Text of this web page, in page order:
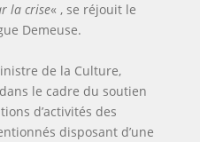
la crise« , se réjouit le
Demeuse.
de la Culture,
le cadre du soutien
d’activités des
disposant d’une